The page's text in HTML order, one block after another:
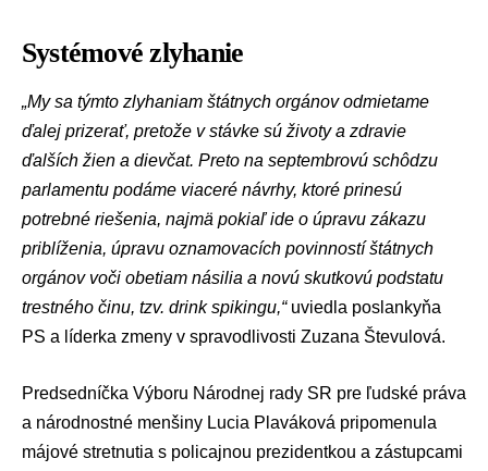
Systémové zlyhanie
„My sa týmto zlyhaniam štátnych orgánov odmietame
ďalej prizerať, pretože v stávke sú životy a zdravie
ďalších žien a dievčat. Preto na septembrovú schôdzu
parlamentu podáme viaceré návrhy, ktoré prinesú
potrebné riešenia, najmä pokiaľ ide o úpravu zákazu
priblíženia, úpravu oznamovacích povinností štátnych
orgánov voči obetiam násilia a novú skutkovú podstatu
trestného činu, tzv. drink spikingu,“uviedla poslankyňa
PS a líderka zmeny v spravodlivosti Zuzana Števulová.
Predsedníčka Výboru Národnej rady SR pre ľudské práva
a národnostné menšiny Lucia Plaváková pripomenula
májové stretnutia s policajnou prezidentkou a zástupcami